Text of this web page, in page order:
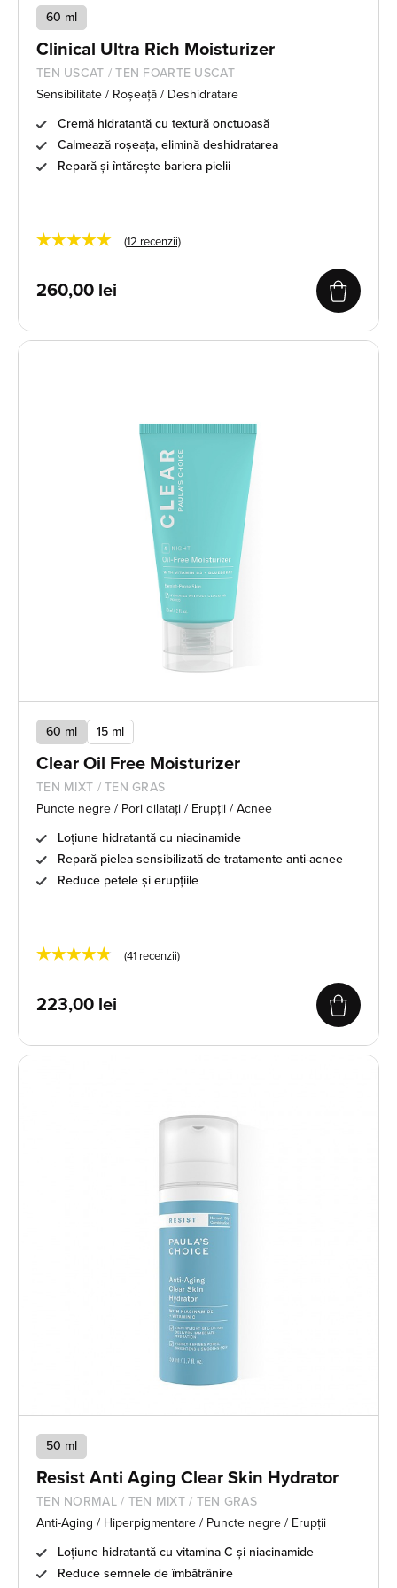
60 ml
Clinical Ultra Rich Moisturizer
TEN USCAT / TEN FOARTE USCAT
Sensibilitate / Roșeață / Deshidratare
Cremă hidratantă cu textură onctuoasă
Calmează roșeața, elimină deshidratarea
Repară și întărește bariera pielii
★★★★★ (12 recenzii)
260,00 lei
60 ml 15 ml
Clear Oil Free Moisturizer
TEN MIXT / TEN GRAS
Puncte negre / Pori dilatați / Erupții / Acnee
Loțiune hidratantă cu niacinamide
Repară pielea sensibilizată de tratamente anti-acnee
Reduce petele și erupțiile
★★★★★ (41 recenzii)
223,00 lei
50 ml
Resist Anti Aging Clear Skin Hydrator
TEN NORMAL / TEN MIXT / TEN GRAS
Anti-Aging / Hiperpigmentare / Puncte negre / Erupții
Loțiune hidratantă cu vitamina C și niacinamide
Reduce semnele de îmbătrânire